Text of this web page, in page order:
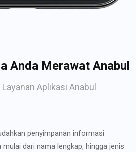
Anda Merawat Anabul
Aplikasi Anabul
penyimpanan informasi
dari nama lengkap, hingga jenis